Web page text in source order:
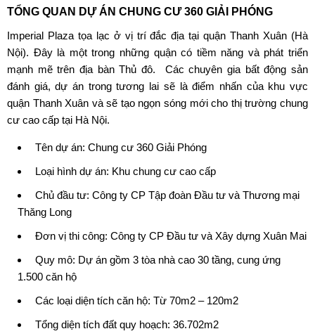
TỔNG QUAN DỰ ÁN CHUNG CƯ 360 GIẢI PHÓNG
Imperial Plazatọa lạc ở vị trí đắc địa tại quận Thanh Xuân (Hà
Nội). Đây là một trong những quận có tiềm năng và phát triển
mạnh mẽ trên địa bàn Thủ đô. Các chuyên gia bất động sản
đánh giá, dự án trong tương lai sẽ là điểm nhấn của khu vực
quận Thanh Xuân và sẽ tạo ngọn sóng mới cho thị trường chung
cư cao cấp tại Hà Nội.
Tên dự án: Chung cư 360 Giải Phóng
Loại hình dự án: Khu chung cư cao cấp
Chủ đầu tư: Công ty CP Tập đoàn Đầu tư và Thương mại
Thăng Long
Đơn vị thi công: Công ty CP Đầu tư và Xây dựng Xuân Mai
Quy mô: Dự án gồm 3 tòa nhà cao 30 tầng, cung ứng
1.500 căn hộ
Các loại diện tích căn hộ: Từ 70m2 – 120m2
Tổng diện tích đất quy hoạch: 36.702m2